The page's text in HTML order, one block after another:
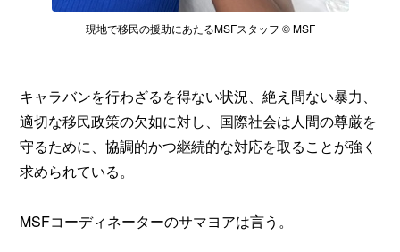
現地で移民の援助にあたるMSFスタッフ © MSF
キャラバンを行わざるを得ない状況、絶え間ない暴力、
適切な移民政策の欠如に対し、国際社会は人間の尊厳を
守るために、協調的かつ継続的な対応を取ることが強く
求められている。
MSFコーディネーターのサマヨアは言う。